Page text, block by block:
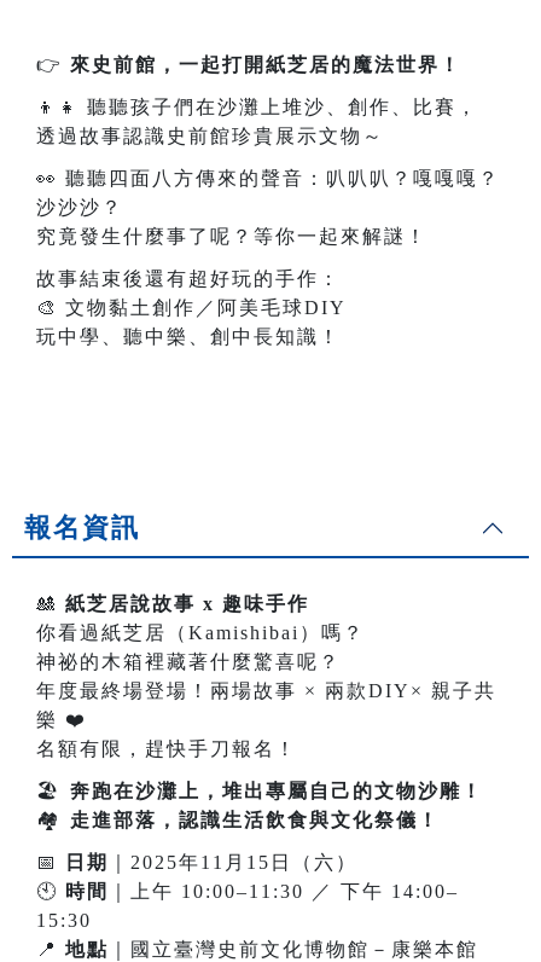
👉 來史前館，一起打開紙芝居的魔法世界！
👦👧
聽聽孩子們在沙灘上堆沙、創作、比賽，
透過故事認識史前館珍貴展示文物～
👀 聽聽四面八方傳來的聲音：叭叭叭？嘎嘎嘎？
沙沙沙？
究竟發生什麼事了呢？等你一起來解謎！
故事結束後還有超好玩的手作：
🎨 文物黏土創作／阿美毛球DIY
玩中學、聽中樂、創中長知識！
報名資訊
🎎 紙芝居說故事 x 趣味手作
你看過紙芝居（Kamishibai）嗎？
神祕的木箱裡藏著什麼驚喜呢？
年度最終場登場！兩場故事 × 兩款DIY× 親子共
樂 ❤
名額有限，趕快手刀報名！
🏖
奔跑在沙灘上，堆出專屬自己的文物沙雕！
🏘
走進部落，認識生活飲食與文化祭儀！
📅 日期
｜2025年11月15日（六）
🕙 時間
｜上午 10:00–11:30 ／ 下午 14:00–
15:30
📍 地點 ｜國立臺灣史前文化博物館－康樂本館